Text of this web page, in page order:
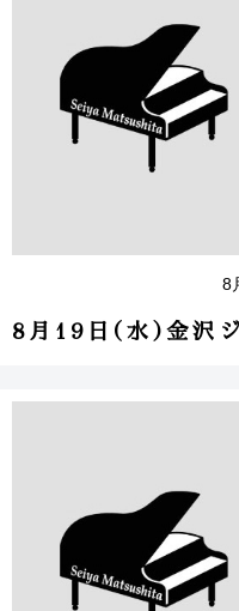
8
8月19日(水)金沢